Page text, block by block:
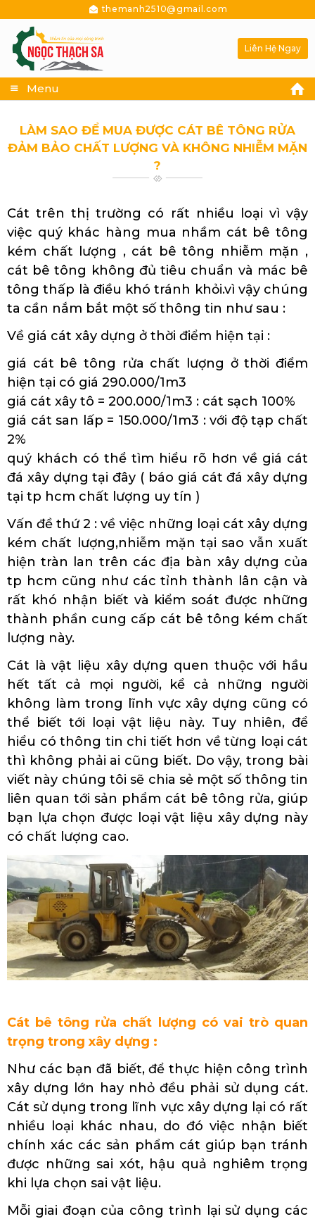
themanh2510@gmail.com
Menu
Liên Hệ Ngay
LÀM SAO ĐỂ MUA ĐƯỢC CÁT BÊ TÔNG RỬA
ĐẢM BẢO CHẤT LƯỢNG VÀ KHÔNG NHIỄM MẶN
?
Cát trên thị trường có rất nhiều loại vì vậy
việc quý khác hàng mua nhầm cát bê tông
kém chất lượng , cát bê tông nhiễm mặn ,
cát bê tông không đủ tiêu chuẩn và mác bê
tông thấp là điều khó tránh khỏi.vì vậy chúng
ta cần nắm bắt một số thông tin như sau :
Về giá cát xây dựng ở thời điểm hiện tại :
giá cát bê tông rửa chất lượng ở thời điểm
hiện tại có giá 290.000/1m3
giá cát xây tô = 200.000/1m3 : cát sạch 100%
giá cát san lấp = 150.000/1m3 : với độ tạp chất
2%
quý khách có thể tìm hiểu rõ hơn về giá cát
đá xây dựng tại đây ( báo giá cát đá xây dựng
tại tp hcm chất lượng uy tín )
Vấn đề thứ 2 : về việc những loại cát xây dựng
kém chất lượng,nhiễm mặn tại sao vẫn xuất
hiện tràn lan trên các địa bàn xây dựng của
tp hcm cũng như các tỉnh thành lân cận và
rất khó nhận biết và kiểm soát được những
thành phần cung cấp cát bê tông kém chất
lượng này.
Cát là vật liệu xây dựng quen thuộc với hầu
hết tất cả mọi người, kể cả những người
không làm trong lĩnh vực xây dựng cũng có
thể biết tới loại vật liệu này. Tuy nhiên, để
hiểu có thông tin chi tiết hơn về từng loại cát
thì không phải ai cũng biết. Do vậy, trong bài
viết này chúng tôi sẽ chia sẻ một số thông tin
liên quan tới sản phẩm cát bê tông rửa, giúp
bạn lựa chọn được loại vật liệu xây dựng này
có chất lượng cao.
Cát bê tông rửa chất lượng có vai trò quan
trọng trong xây dựng :
Như các bạn đã biết, để thực hiện công trình
xây dựng lớn hay nhỏ đều phải sử dụng cát.
Cát sử dụng trong lĩnh vực xây dựng lại có rất
nhiều loại khác nhau, do đó việc nhận biết
chính xác các sản phẩm cát giúp bạn tránh
được những sai xót, hậu quả nghiêm trọng
khi lựa chọn sai vật liệu.
Mỗi giai đoạn của công trình lại sử dụng các